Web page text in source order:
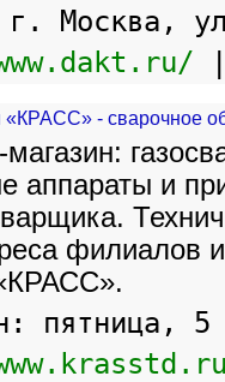
г. Москва,
- сварочное
магазин:
аппараты и
филиалов и
пятница,